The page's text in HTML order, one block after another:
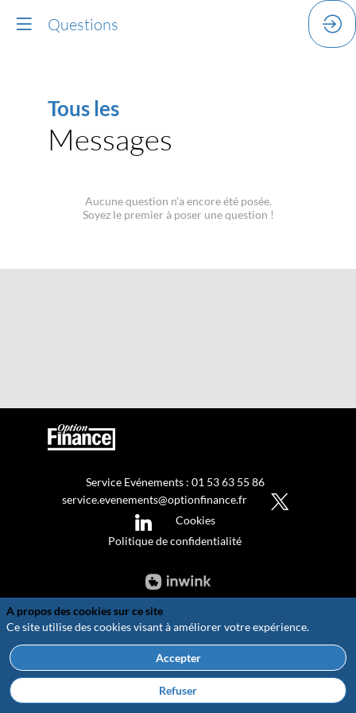
Questions
Tous les
Messages
Aucune question n'a encore été posée.
Soyez le premier à poser une question !
Service Evénements : 01 53 63 55 86
service.evenements@optionfinance.fr
Cookies
Politique de confidentialité
A propos des cookies sur ce site
Ce site utilise des cookies visant à améliorer votre expérience.
Accepter
Refuser